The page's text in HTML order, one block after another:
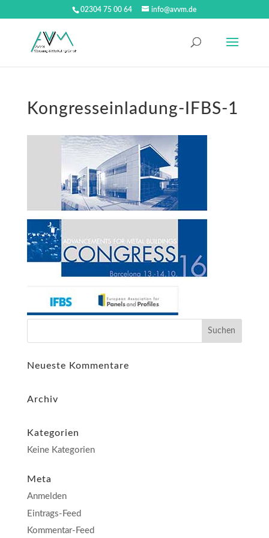
02304 75 00 64 info@avvm.de
Kongresseinladung-IFBS-1
Neueste Kommentare
Archiv
Kategorien
Keine Kategorien
Meta
Anmelden
Eintrags-Feed
Kommentar-Feed